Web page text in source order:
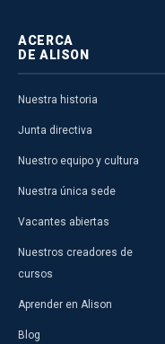
ACERCA
DE ALISON
Nuestra historia
Junta directiva
Nuestro equipo y cultura
Nuestra única sede
Vacantes abiertas
Nuestros creadores de
cursos
Aprender en Alison
Blog